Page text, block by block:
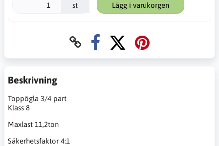
st Lägg i varukorgen
Beskrivning
Toppögla 3/4 part
Klass 8
Maxlast 11,2ton
Säkerhetsfaktor 4:1